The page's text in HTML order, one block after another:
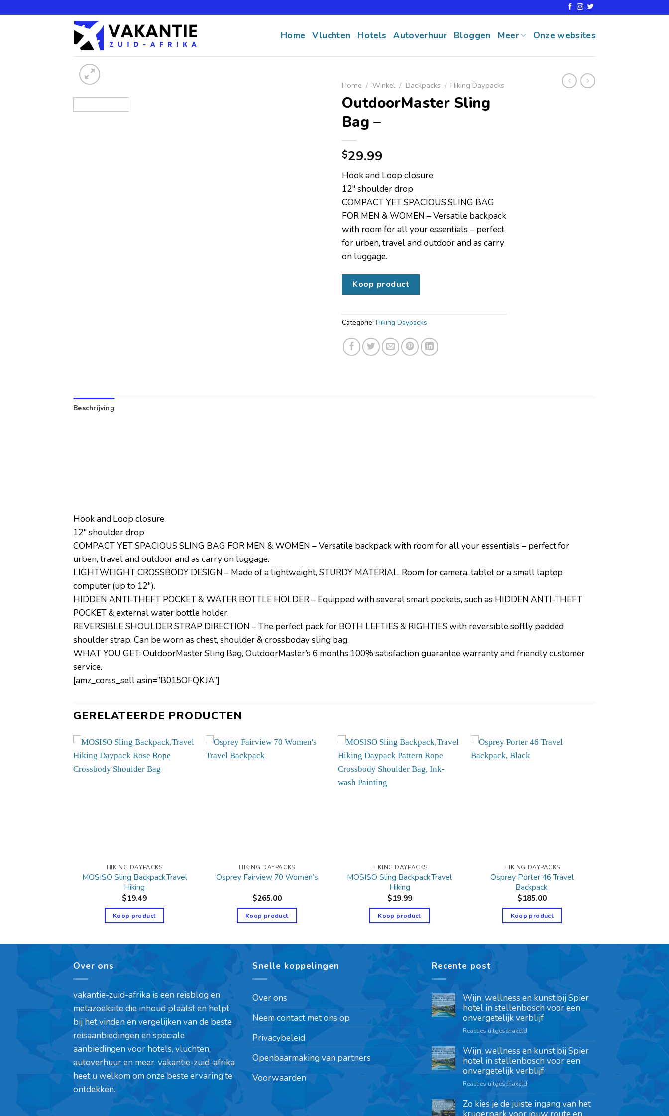
Home Vluchten Hotels Autoverhuur Bloggen Meer Onze websites
Home / Winkel / Backpacks / Hiking Daypacks
OutdoorMaster Sling
Bag –
$29.99
Hook and Loop closure
12″ shoulder drop
COMPACT YET SPACIOUS SLING BAG
FOR MEN & WOMEN – Versatile backpack
with room for all your essentials – perfect
for urben, travel and outdoor and as carry
on luggage.
Koop product
Categorie: Hiking Daypacks
Beschrijving
Hook and Loop closure
12″ shoulder drop
COMPACT YET SPACIOUS SLING BAG FOR MEN & WOMEN – Versatile backpack with room for all your essentials – perfect for
urben, travel and outdoor and as carry on luggage.
LIGHTWEIGHT CROSSBODY DESIGN – Made of a lightweight, STURDY MATERIAL. Room for camera, tablet or a small laptop
computer (up to 12″).
HIDDEN ANTI-THEFT POCKET & WATER BOTTLE HOLDER – Equipped with several smart pockets, such as HIDDEN ANTI-THEFT
POCKET & external water bottle holder.
REVERSIBLE SHOULDER STRAP DIRECTION – The perfect pack for BOTH LEFTIES & RIGHTIES with reversible softly padded
shoulder strap. Can be worn as chest, shoulder & crossboday sling bag.
WHAT YOU GET: OutdoorMaster Sling Bag, OutdoorMaster’s 6 months 100% satisfaction guarantee warranty and friendly customer
service.
[amz_corss_sell asin=”B015OFQKJA”]
GERELATEERDE PRODUCTEN
HIKING DAYPACKS
MOSISO Sling Backpack,Travel
Hiking
$19.49
Koop product
HIKING DAYPACKS
Osprey Fairview 70 Women’s
$265.00
Koop product
HIKING DAYPACKS
MOSISO Sling Backpack,Travel
Hiking
$19.99
Koop product
HIKING DAYPACKS
Osprey Porter 46 Travel
Backpack,
$185.00
Koop product
Over ons
vakantie-zuid-afrika is een reisblog en
metazoeksite die inhoud plaatst en helpt
bij het vinden en vergelijken van de beste
reisaanbiedingen en speciale
aanbiedingen voor hotels, vluchten,
autoverhuur en meer. vakantie-zuid-afrika
heet u welkom om onze beste ervaring te
ontdekken.
Snelle koppelingen
Over ons
Neem contact met ons op
Privacybeleid
Openbaarmaking van partners
Voorwaarden
Recente post
Wijn, wellness en kunst bij Spier
hotel in stellenbosch voor een
onvergetelijk verblijf
Reacties uitgeschakeld
Wijn, wellness en kunst bij Spier
hotel in stellenbosch voor een
onvergetelijk verblijf
Reacties uitgeschakeld
Zo kies je de juiste ingang van het